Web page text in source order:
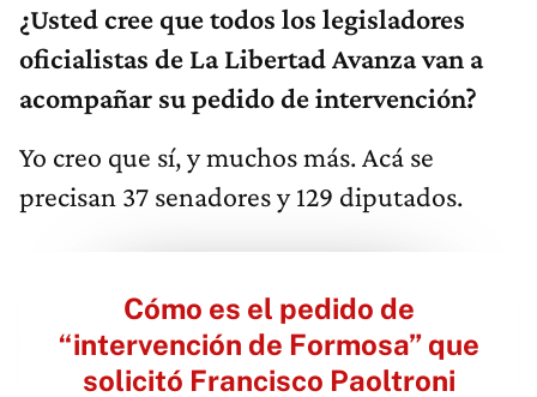
¿Usted cree que todos los legisladores
oficialistas de La Libertad Avanza van a
acompañar su pedido de intervención?
Yo creo que sí, y muchos más. Acá se
precisan 37 senadores y 129 diputados.
Cómo es el pedido de
“intervención de Formosa” que
solicitó Francisco Paoltroni